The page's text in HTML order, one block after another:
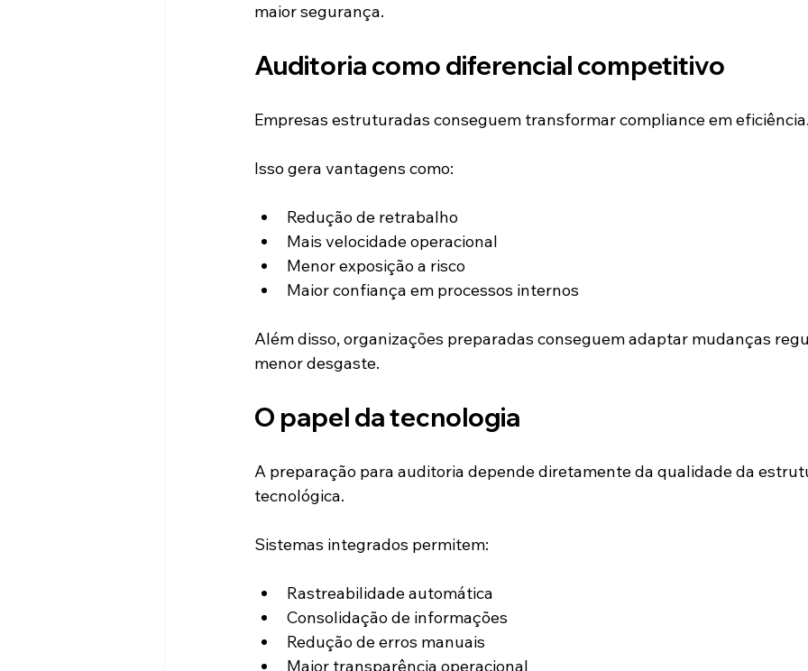
maior segurança.
Auditoria como diferencial competitivo
Empresas estruturadas conseguem transformar compliance em
Isso gera vantagens como:
Redução de retrabalho
Mais velocidade operacional
Menor exposição a risco
Maior confiança em processos internos
Além disso, organizações preparadas conseguem adaptar mudanças
menor desgaste.
O papel da tecnologia
A preparação para auditoria depende diretamente da qualidade da
tecnológica.
Sistemas integrados permitem:
Rastreabilidade automática
Consolidação de informações
Redução de erros manuais
Maior transparência operacional